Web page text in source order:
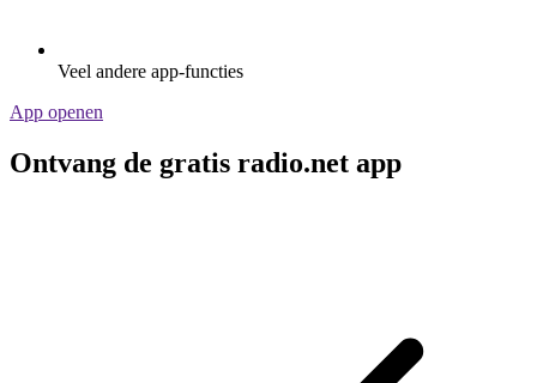
Veel andere app-functies
App openen
Ontvang de gratis radio.net app